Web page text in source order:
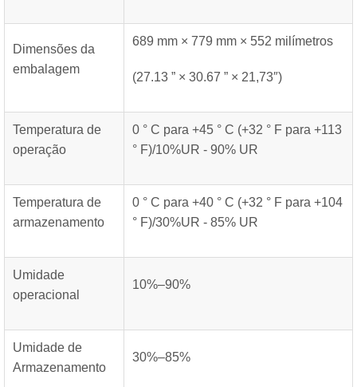
Dimensões da
embalagem
689 mm × 779 mm × 552 milímetros
(27.13 ” × 30.67 ” × 21,73″)
Temperatura de
operação
0 ° C para +45 ° C (+32 ° F para +113
° F)/10%UR - 90% UR
Temperatura de
armazenamento
0 ° C para +40 ° C (+32 ° F para +104
° F)/30%UR - 85% UR
Umidade
operacional
10%–90%
Umidade de
Armazenamento
30%–85%